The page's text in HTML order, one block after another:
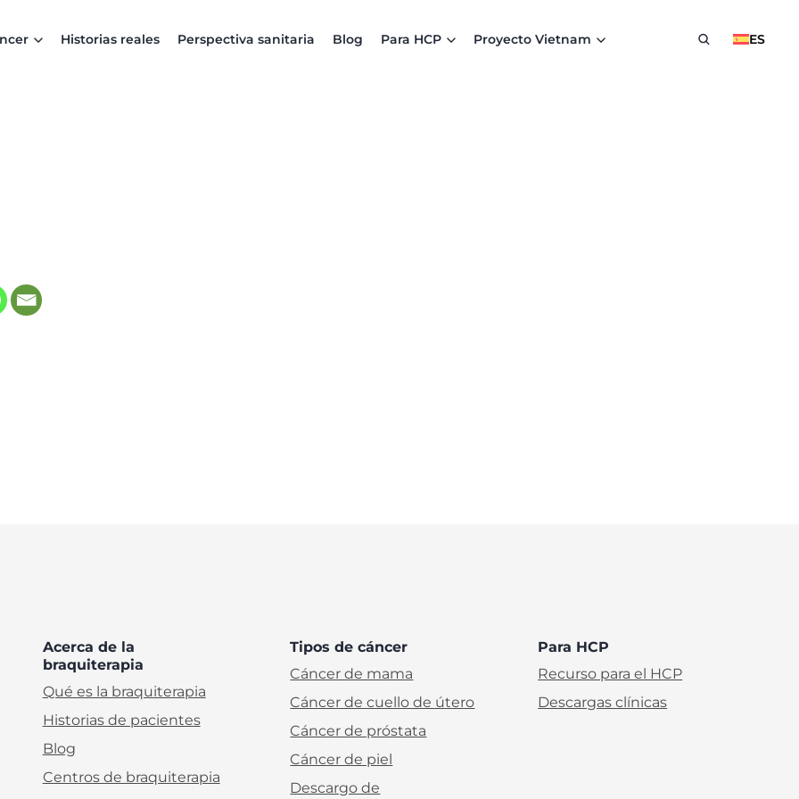
Historias reales Perspectiva sanitaria Blog Para HCP Proyecto Vietnam ES
new tab)
in new tab)
in new tab)
(opens in new tab)
Acerca de la
braquiterapia
Qué es la braquiterapia
Historias de pacientes
Blog
Centros de braquiterapia
Tipos de cáncer
Cáncer de mama
Cáncer de cuello de útero
Cáncer de próstata
Cáncer de piel
Descargo de
Para HCP
Recurso para el HCP
Descargas clínicas